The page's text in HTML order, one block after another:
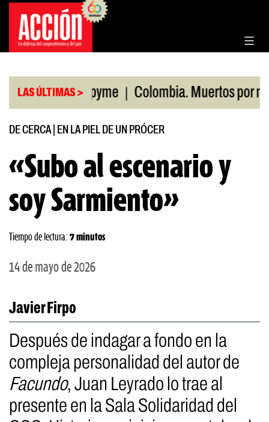
Saltar
contenido
LAS ÚLTIMAS >
pyme | Colombia. Muertos por maniobras
DE CERCA| EN LA PIEL DE UN PRÓCER
«Subo al escenario y
soy Sarmiento»
Tiempo de lectura: 7 minutos
14 de mayo de 2026
Javier Firpo
Después de indagar a fondo en la
compleja personalidad del autor de
Facundo, Juan Leyrado lo trae al
presente en la Sala Solidaridad del